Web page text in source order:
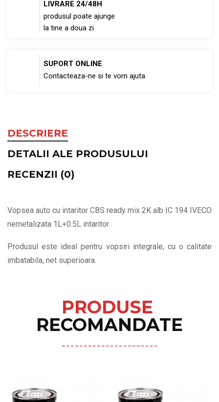
LIVRARE 24/48H
produsul poate ajunge
la tine a doua zi
SUPORT ONLINE
Contacteaza-ne si te vom ajuta
DESCRIERE
DETALII ALE PRODUSULUI
RECENZII (0)
Vopsea auto cu intaritor CBS ready mix 2K alb IC 194 IVECO
nemetalizata 1L+0.5L intaritor
Produsul este ideal pentru vopsiri integrale, cu o calitate
imbatabila, net superioara.
PRODUSE
RECOMANDATE